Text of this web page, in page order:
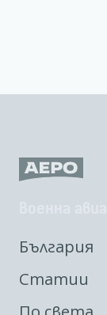
България
Статии